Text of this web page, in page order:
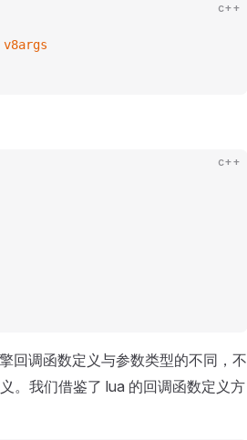
c++
c++
回调函数定义与参数类型的不同，不
。我们借鉴了 lua 的回调函数定义方